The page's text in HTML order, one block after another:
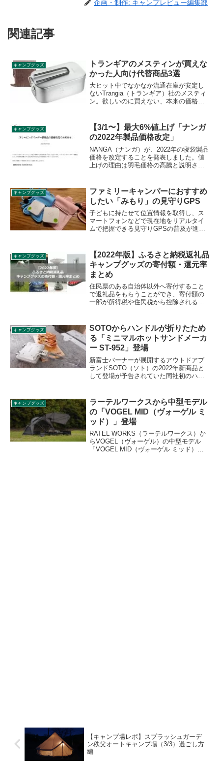
企画・制作: キャンプレビュー編集部
関連記事
キャンプグッズ
トランギアのメスティンが買えな
かった人向け代替商品3選
大ヒット中でなかなか流通在庫が安定し
ないTrangia（トランギア）社のメスティ
ン。欲しいのに買えない、本来の価格よ
す。そんな方向けにトランギア以外のメ
スティンをご紹介します。
キャンプグッズ
【3/1〜】最大6%値上げ「ナンガ
の2022年製品価格改定」
NANGA（ナンガ）が、2022年の寝袋製品
価格を改定することを発表しました。値
上げの理由は羽毛価格の高騰と説明され
適用されます。詳細をレビューします。
キャンプグッズ
ファミリーキャンパーにおすすめ
したい「みもり」の見守りGPS
子どもに持たせて位置情報を取得し、ス
マートフォンなどで現在地をリアルタイ
ムで把握できる見守りGPSの普及が進ん
もり」の見守りGPSと防水ケースをご紹
介します。
キャンプグッズ
【2022年版】ふるさと納税返礼品
キャンプグッズの寄付額・還元率
まとめ
住民票のある自治体以外へ寄付すること
で返礼品をもらうことができ、寄付額の
一部が所得税や住民税から控除されると
返礼品としてもらえる自治体がありま
す。寄付額と還元率をまとめます。
キャンプグッズ
SOTOからハンドルが折りたため
る「ミニマルホットサンドメーカ
ー ST-952」登場
新富士バーナーが展開するアウトドアブ
ランドSOTO（ソト）の2022年新商品と
して登場が予告されていた同社初のハン
た。詳細をレビューします。
キャンプグッズ
ラーテルワークスから中型モデル
の「VOGEL MID（ヴォーゲル ミ
ッド）」登場
RATEL WORKS（ラーテルワークス）か
らVOGEL（ヴォーゲル）の中型モデル
「VOGEL MID（ヴォーゲル ミッド）」
【キャンプ場レポ】スプラッシュガーデ
ン秩父オートキャンプ場（3/3）過ごし方
編